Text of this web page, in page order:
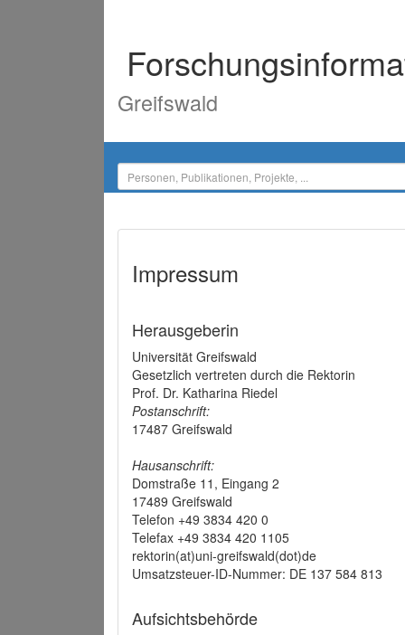
Greifswald
Impressum
Herausgeberin
Universität Greifswald
Gesetzlich vertreten durch die Rektorin
Prof. Dr. Katharina Riedel
Postanschrift:
17487 Greifswald
Hausanschrift:
Domstraße 11, Eingang 2
17489 Greifswald
Telefon +49 3834 420 0
Telefax +49 3834 420 1105
rektorin(at)uni-greifswald(dot)de
Umsatzsteuer-ID-Nummer: DE 137 584 813
Aufsichtsbehörde